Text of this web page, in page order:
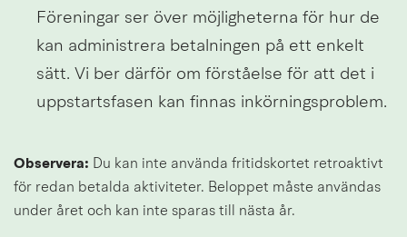
Föreningar ser över möjligheterna för hur de
kan administrera betalningen på ett enkelt
sätt. Vi ber därför om förståelse för att det i
uppstartsfasen kan finnas inkörningsproblem.
Observera: Du kan inte använda fritidskortet retroaktivt
för redan betalda aktiviteter. Beloppet måste användas
under året och kan inte sparas till nästa år.